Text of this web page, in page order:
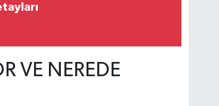
VE NEREDE